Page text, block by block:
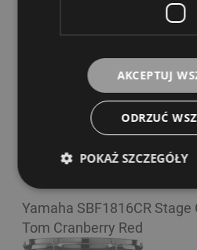
Yamaha SBF1615RBL
Tom Raven Black
Yamaha SBF1816CR
Tom Cranberry Red
AKCEPTUJ
ODRZUĆ
POKAŻ SZCZEGÓŁY